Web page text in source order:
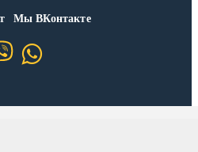
Мы ВКонтакте